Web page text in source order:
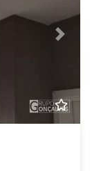
Next